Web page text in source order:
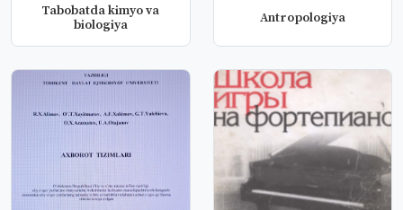
Tabobatda kimyo va
biologiya
Antropologiya